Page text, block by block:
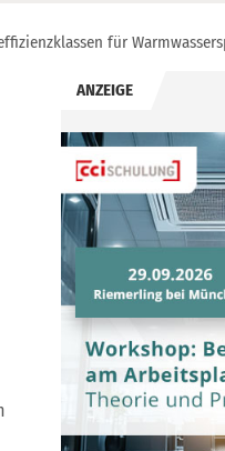
für
ANZEIGE